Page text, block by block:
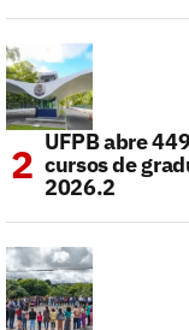
UFPB abre
cursos de
2026.2